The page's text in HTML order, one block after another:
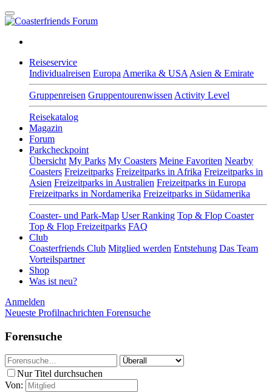
Reiseservice
Individualreisen Europa Amerika & USA Asien & Emirate
Gruppenreisen Gruppentourenwissen Activity Level
Reisekatalog
Magazin
Forum
Parkcheckpoint
Übersicht My Parks My Coasters Meine Favoriten Nearby
Coasters Freizeitparks Freizeitparks in Afrika Freizeitparks in
Asien Freizeitparks in Australien Freizeitparks in Europa
Freizeitparks in Nordamerika Freizeitparks in Südamerika
Coaster- und Park-Map User Ranking Top & Flop Coaster
Top & Flop Freizeitparks FAQ
Club
Coasterfriends Club Mitglied werden Entstehung Das Team
Vorteilspartner
Shop
Was ist neu?
Anmelden
Neueste Profilnachrichten Forensuche
Forensuche
Nur Titel durchsuchen
Von: